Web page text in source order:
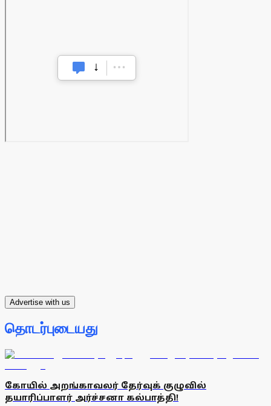
Advertise with us
தொடர்புடையது
கோயில் அறங்காவலர் தேர்வுக் குழுவில்
தயாரிப்பாளர் அர்ச்சனா கல்பாத்தி!